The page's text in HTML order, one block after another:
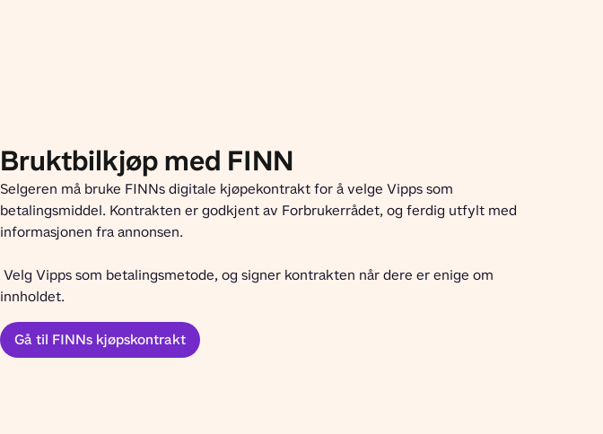
Bruktbilkjøp med FINN
Selgeren må bruke FINNs digitale kjøpekontrakt for å velge Vipps som
betalingsmiddel. Kontrakten er godkjent av Forbrukerrådet, og ferdig utfylt med
informasjonen fra annonsen.
innholdet.
Gå til FINNs kjøpskontrakt